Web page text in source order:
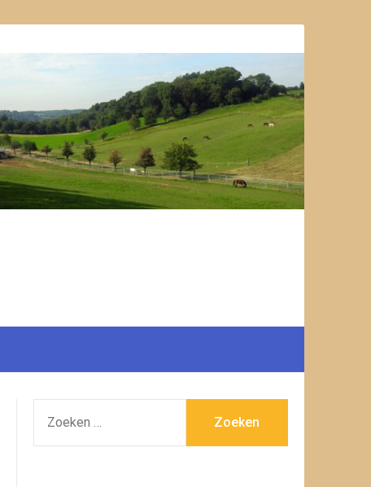
NAAR: